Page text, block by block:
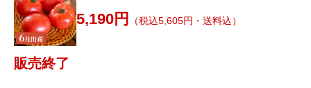
5,190円 （税込5,605円・送料込）
販売終了